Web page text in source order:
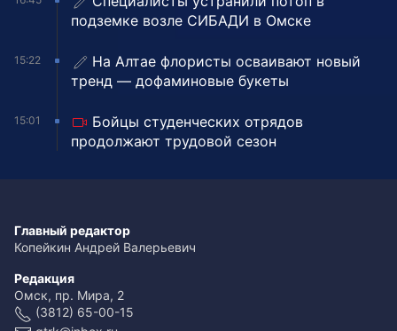
подземке возле СИБАДИ в Омске
15:22
На Алтае флористы осваивают новый
тренд — дофаминовые букеты
15:01
Бойцы студенческих отрядов
продолжают трудовой сезон
Главный редактор
Копейкин Андрей Валерьевич
Редакция
Омск, пр. Мира, 2
(3812) 65-00-15